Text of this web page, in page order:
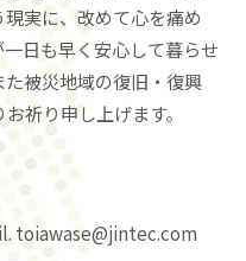
実に、改めて心を痛め
日も早く安心して暮らせ
被災地域の復旧・復興
祈り申し上げます。
toiawase@jintec.com